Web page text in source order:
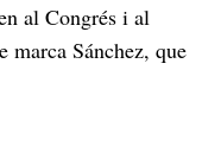
al Congrés i al
marca Sánchez, que